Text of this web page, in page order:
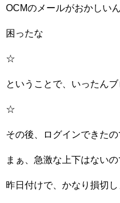
OCMのメールがおかしいん
困ったな
☆
ということで、いったん
☆
その後、ログインできた
まぁ、急激な上下はない
昨日付けで、かなり損切し